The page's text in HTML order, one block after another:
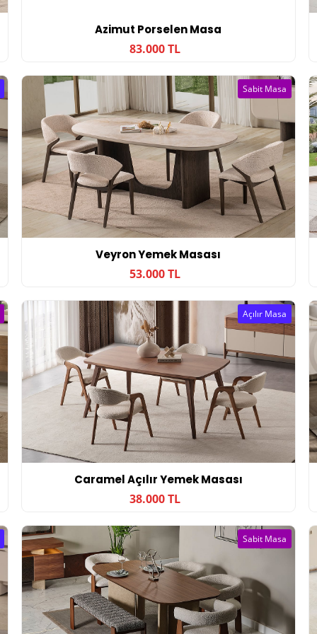
Azimut Porselen Masa
83.000 TL
Veyron Yemek Masası
53.000 TL
Sabit Masa
Caramel Açılır Yemek Masası
38.000 TL
Açılır Masa
Sabit Masa